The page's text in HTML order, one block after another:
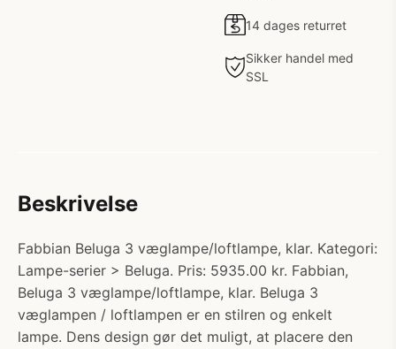
14 dages returret
Sikker handel med
SSL
Beskrivelse
Fabbian Beluga 3 væglampe/loftlampe, klar. Kategori:
Lampe-serier > Beluga. Pris: 5935.00 kr. Fabbian,
Beluga 3 væglampe/loftlampe, klar. Beluga 3
væglampen / loftlampen er en stilren og enkelt
lampe. Dens design gør det muligt, at placere den